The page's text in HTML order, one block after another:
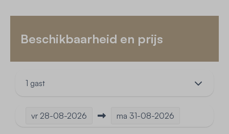
Beschikbaarheid en prijs
1 gast
vr 28-08-2026 ma 31-08-2026